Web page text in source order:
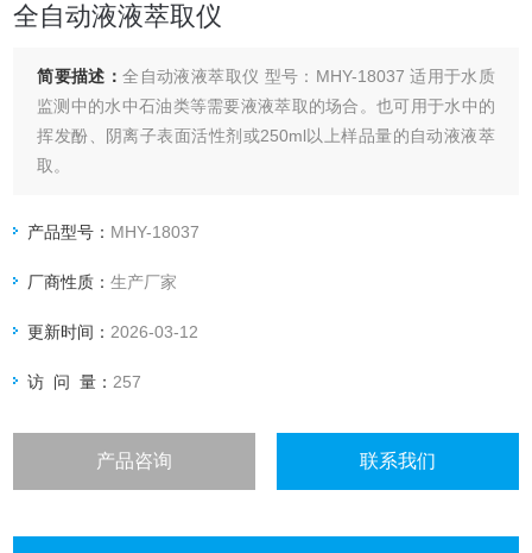
全自动液液萃取仪
简要描述：全自动液液萃取仪 型号：MHY-18037 适用于水质
监测中的水中石油类等需要液液萃取的场合。也可用于水中的
挥发酚、阴离子表面活性剂或250ml以上样品量的自动液液萃
取。
产品型号： MHY-18037
厂商性质：生产厂家
更新时间： 2026-03-12
访 问 量： 257
产品咨询 联系我们